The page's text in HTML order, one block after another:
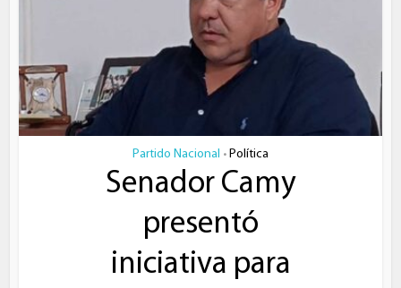
Partido Nacional • Política
Senador Camy
presentó
iniciativa para